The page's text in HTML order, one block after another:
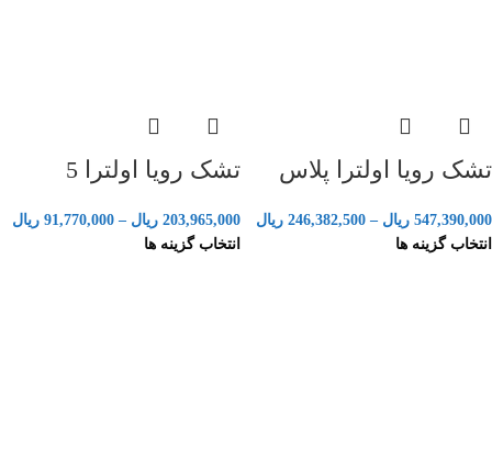
تشک رویا اولترا پلاس
547,390,000 ریال –
246,382,500 ریال
انتخاب گزینه ها
تشک رویا اولترا 5
203,965,000 ریال –
91,770,000 ریال
انتخاب گزینه ها